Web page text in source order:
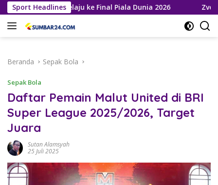
Langsung
ke
konten
Sport Headlines
Roja Melaju ke Final Piala Dunia 2026 Zverev Gagal
Beranda Sepak Bola
Sepak Bola
Daftar Pemain Malut United di BRI
Super League 2025/2026, Target
Juara
Sutan Alamsyah
25 Juli 2025